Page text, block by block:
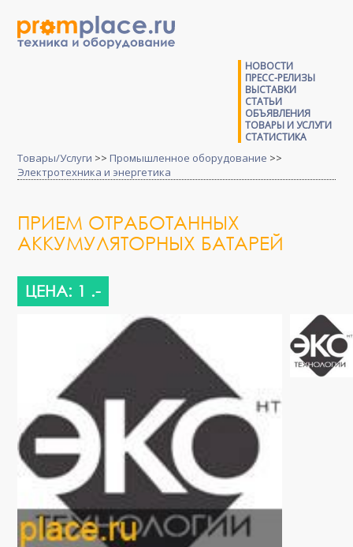
НОВОСТИ
ПРЕСС-РЕЛИЗЫ
ВЫСТАВКИ
СТАТЬИ
ОБЪЯВЛЕНИЯ
ТОВАРЫ И УСЛУГИ
СТАТИСТИКА
Товары/Услуги >> Промышленное оборудование >>
Электротехника и энергетика
ПРИЕМ ОТРАБОТАННЫХ
АККУМУЛЯТОРНЫХ БАТАРЕЙ
ЦЕНА: 1 .-